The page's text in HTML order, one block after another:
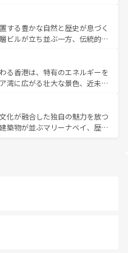
国の多彩な魅力を心ゆくまで味
てほしい。 なお、新着の韓国情報はコンテンツ一
づく。ハノイの古い町並みやホ
時代の建物も、独特の雰囲気を
ラエティの豊かさとおいしさで
、ベトナムコーヒーなどは、ぜ
地域を訪れてもあたたかい人々
で、きっと忘れられない旅にな
する豊かな自然と歴史が息づく
ビルが立ち並ぶ一方、伝統的な
部ではチェンマイなどの山岳地
ではプーケットやクラビの美し
楽しむことができる。タイ料理
で、どの季節にも異なる楽しみ
いタイの人々、仏教を中心とし
資源が、訪れる旅人を魅了し続
る香港は、特有のエネルギーを
湾に広がる壮大な景色、近未来
るはず。観光スポットが密集し
を回れるのも魅力。息をのむよ
まで、香港を存分に楽しみ尽く
化が融合した独自の魅力を放つ
築物が並ぶマリーナベイ、歴史
情を楽しめる外せないスポット